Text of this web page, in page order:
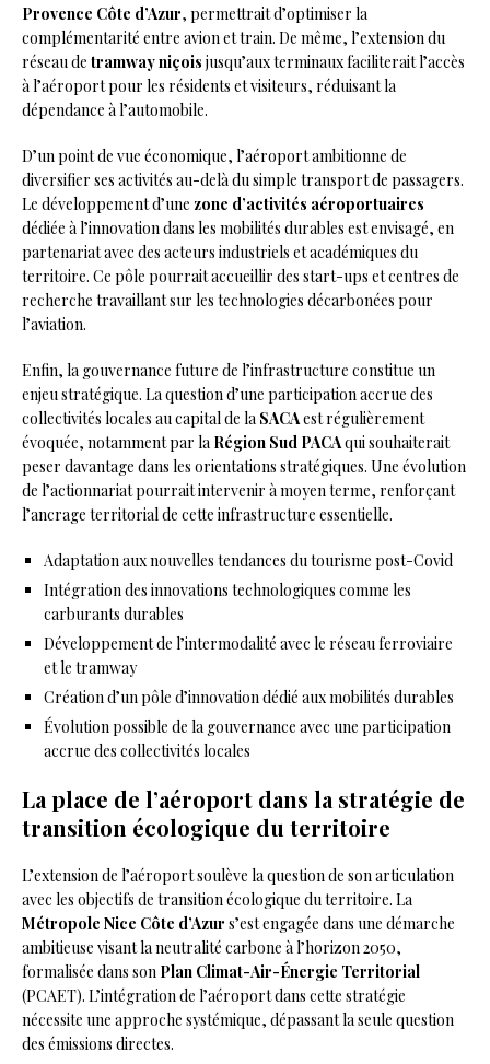
Provence Côte d’Azur, permettrait d’optimiser la
complémentarité entre avion et train. De même, l’extension du
réseau de tramway niçois jusqu’aux terminaux faciliterait l’accès
à l’aéroport pour les résidents et visiteurs, réduisant la
dépendance à l’automobile.
D’un point de vue économique, l’aéroport ambitionne de
diversifier ses activités au-delà du simple transport de passagers.
Le développement d’une zone d’activités aéroportuaires
dédiée à l’innovation dans les mobilités durables est envisagé, en
partenariat avec des acteurs industriels et académiques du
territoire. Ce pôle pourrait accueillir des start-ups et centres de
recherche travaillant sur les technologies décarbonées pour
l’aviation.
Enfin, la gouvernance future de l’infrastructure constitue un
enjeu stratégique. La question d’une participation accrue des
collectivités locales au capital de la SACAest régulièrement
évoquée, notamment par la Région Sud PACAqui souhaiterait
peser davantage dans les orientations stratégiques. Une évolution
de l’actionnariat pourrait intervenir à moyen terme, renforçant
l’ancrage territorial de cette infrastructure essentielle.
Adaptation aux nouvelles tendances du tourisme post-Covid
Intégration des innovations technologiques comme les
carburants durables
Développement de l’intermodalité avec le réseau ferroviaire
et le tramway
Création d’un pôle d’innovation dédié aux mobilités durables
Évolution possible de la gouvernance avec une participation
accrue des collectivités locales
La place de l’aéroport dans la stratégie de
transition écologique du territoire
L’extension de l’aéroport soulève la question de son articulation
avec les objectifs de transition écologique du territoire. La
Métropole Nice Côte d’Azur s’est engagée dans une démarche
ambitieuse visant la neutralité carbone à l’horizon 2050,
formalisée dans son Plan Climat-Air-Énergie Territorial
(PCAET). L’intégration de l’aéroport dans cette stratégie
nécessite une approche systémique, dépassant la seule question
des émissions directes.